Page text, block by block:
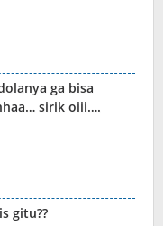
ga bisa
sirik oiii….
gitu??